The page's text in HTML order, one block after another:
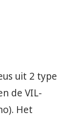
uit 2 type
de VIL-
Het